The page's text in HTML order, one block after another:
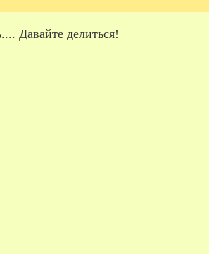
Давайте делиться!